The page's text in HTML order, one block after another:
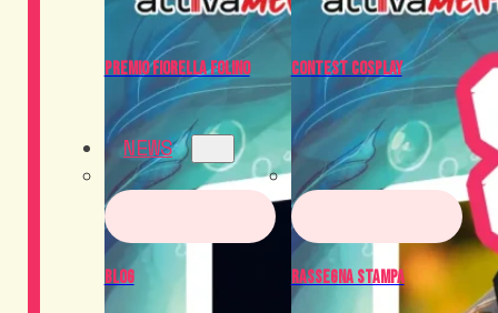
Premio Fiorella Folino Contest Cosplay
NEWS
Blog Rassegna Stampa